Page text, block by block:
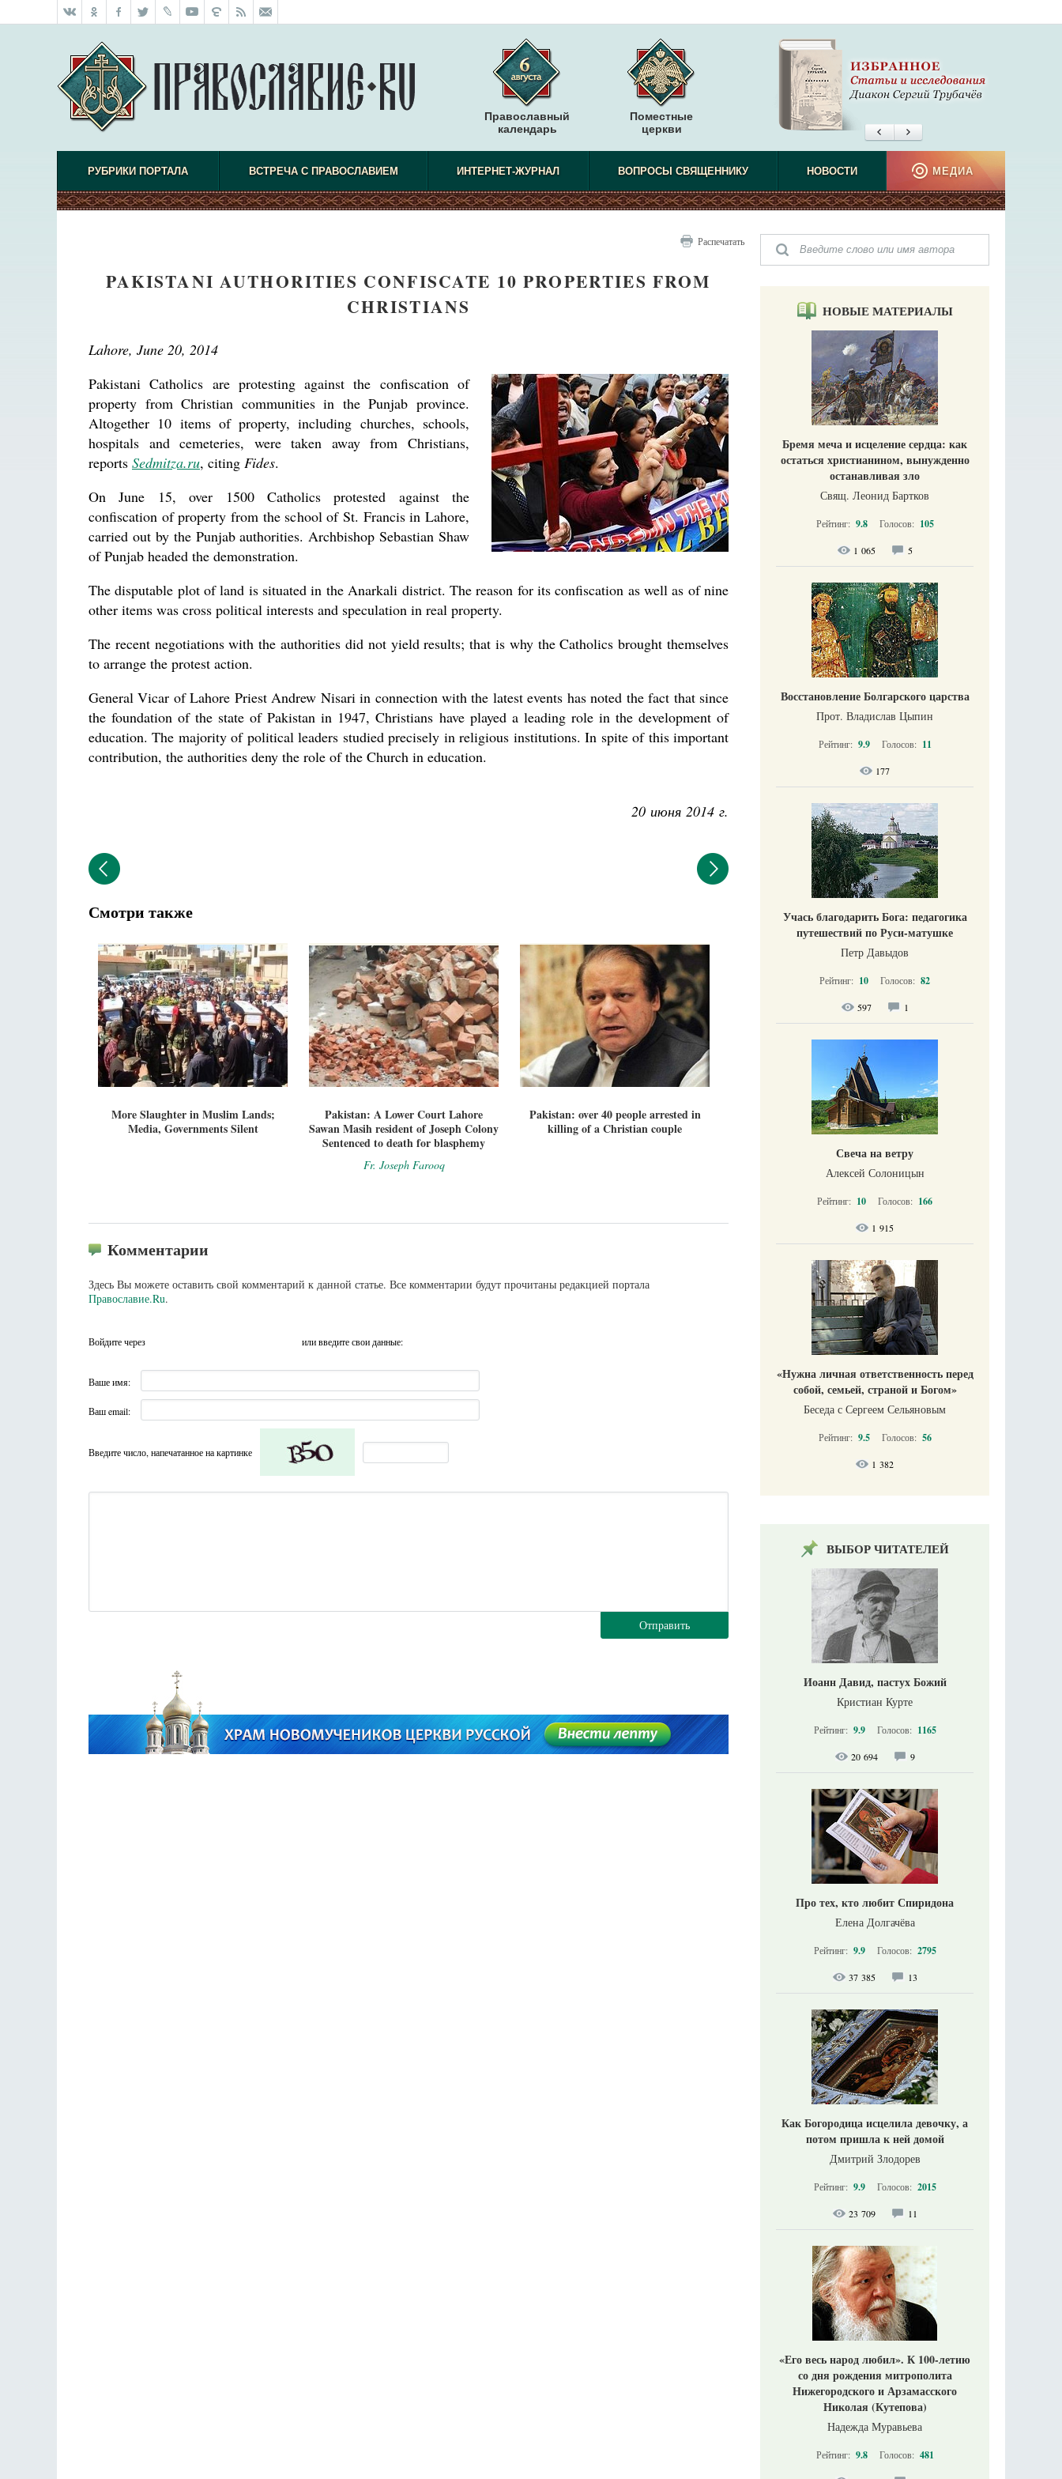
Поместные
церкви
Православный
календарь
РУБРИКИ ПОРТАЛА ВСТРЕЧА С ПРАВОСЛАВИЕМ ИНТЕРНЕТ-ЖУРНАЛ ВОПРОСЫ СВЯЩЕННИКУ НОВОСТИ МЕДИА
Распечатать
PAKISTANI AUTHORITIES CONFISCATE 10 PROPERTIES FROM
CHRISTIANS
Lahore, June 20, 2014
Pakistani Catholics are protesting against the confiscation of
property from Christian communities in the Punjab province.
Altogether 10 items of property, including churches, schools,
hospitals and cemeteries, were taken away from Christians,
reports Sedmitza.ru, citing Fides.
On June 15, over 1500 Catholics protested against the
confiscation of property from the school of St. Francis in Lahore,
carried out by the Punjab authorities. Archbishop Sebastian Shaw
of Punjab headed the demonstration.
The disputable plot of land is situated in the Anarkali district. The reason for its confiscation as well as of nine
other items was cross political interests and speculation in real property.
The recent negotiations with the authorities did not yield results; that is why the Catholics brought themselves
to arrange the protest action.
General Vicar of Lahore Priest Andrew Nisari in connection with the latest events has noted the fact that since
the foundation of the state of Pakistan in 1947, Christians have played a leading role in the development of
education. The majority of political leaders studied precisely in religious institutions. In spite of this important
contribution, the authorities deny the role of the Church in education.
20 июня 2014 г.
Смотри также
More Slaughter in Muslim Lands;
Media, Governments Silent
Pakistan: A Lower Court Lahore
Sawan Masih resident of Joseph Colony
Sentenced to death for blasphemy
Fr. Joseph Farooq
Pakistan: over 40 people arrested in
killing of a Christian couple
Комментарии
Здесь Вы можете оставить свой комментарий к данной статье. Все комментарии будут прочитаны редакцией портала
Православие.Ru.
Войдите через или введите свои данные:
Ваше имя:
Ваш email:
Введите число, напечатанное на картинке
Отправить
НОВЫЕ МАТЕРИАЛЫ
Бремя меча и исцеление сердца: как
остаться христианином, вынужденно
останавливая зло
Свящ. Леонид Бартков
Рейтинг: 9.8 Голосов: 105
1 065 5
Восстановление Болгарского царства
Прот. Владислав Цыпин
Рейтинг: 9.9 Голосов: 11
177
Учась благодарить Бога: педагогика
путешествий по Руси-матушке
Петр Давыдов
Рейтинг: 10 Голосов: 82
597 1
Свеча на ветру
Алексей Солоницын
Рейтинг: 10 Голосов: 166
1 915
«Нужна личная ответственность перед
собой, семьей, страной и Богом»
Беседа с Сергеем Сельяновым
Рейтинг: 9.5 Голосов: 56
1 382
ВЫБОР ЧИТАТЕЛЕЙ
Иоанн Давид, пастух Божий
Кристиан Курте
Рейтинг: 9.9 Голосов: 1165
20 694 9
Про тех, кто любит Спиридона
Елена Долгачёва
Рейтинг: 9.9 Голосов: 2795
37 385 13
Как Богородица исцелила девочку, а
потом пришла к ней домой
Дмитрий Злодорев
Рейтинг: 9.9 Голосов: 2015
23 709 11
«Его весь народ любил». К 100-летию
со дня рождения митрополита
Нижегородского и Арзамасского
Николая (Кутепова)
Надежда Муравьева
Рейтинг: 9.8 Голосов: 481